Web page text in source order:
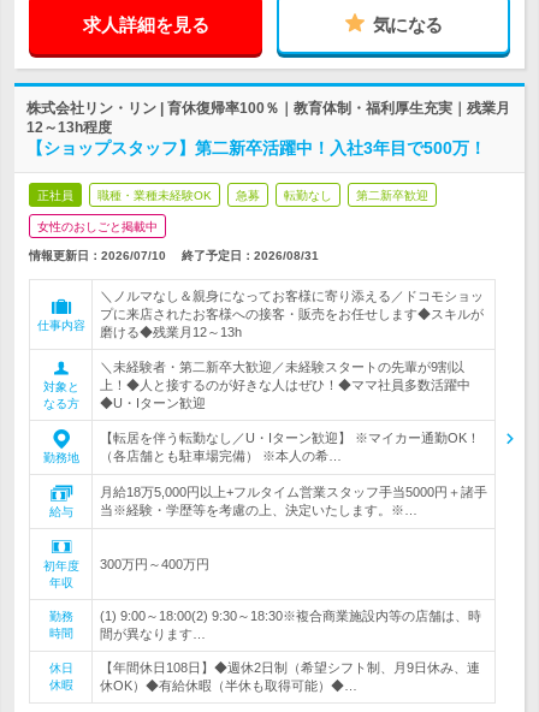
求人詳細を見る 気になる
株式会社リン・リン | 育休復帰率100％｜教育体制・福利厚生充実｜残業月
12～13h程度
【ショップスタッフ】第二新卒活躍中！入社3年目で500万！
正社員 職種・業種未経験OK 急募 転勤なし 第二新卒歓迎
女性のおしごと掲載中
情報更新日：2026/07/10 終了予定日： 2026/08/31
仕事内容
＼ノルマなし＆親身になってお客様に寄り添える／ドコモショッ
プに来店されたお客様への接客・販売をお任せします◆スキルが
磨ける◆残業月12～13h
対象と
なる方
＼未経験者・第二新卒大歓迎／未経験スタートの先輩が9割以
上！◆人と接するのが好きな人はぜひ！◆ママ社員多数活躍中
◆U・Iターン歓迎
勤務地
【転居を伴う転勤なし／U・Iターン歓迎】 ※マイカー通勤OK！
（各店舗とも駐車場完備） ※本人の希…
給与
月給18万5,000円以上+フルタイム営業スタッフ手当5000円＋諸手
当※経験・学歴等を考慮の上、決定いたします。※…
初年度
年収
300万円～400万円
勤務
時間
(1) 9:00～18:00(2) 9:30～18:30※複合商業施設内等の店舗は、時
間が異なります…
休日
休暇
【年間休日108日】◆週休2日制（希望シフト制、月9日休み、連
休OK）◆有給休暇（半休も取得可能）◆…